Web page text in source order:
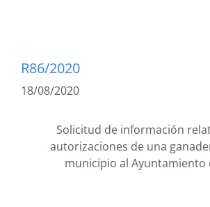
R86/2020
18/08/2020
Solicitud de información
autorizaciones de una
municipio al Ayuntamiento